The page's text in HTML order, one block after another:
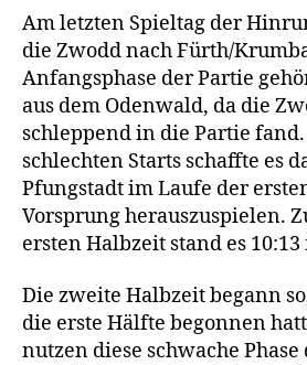
Am letzten Spieltag der
die Zwodd nach Fürth/
Anfangsphase der Partie
aus dem Odenwald, da die
schleppend in die Partie fand.
schlechten Starts schaffte es
Pfungstadt im Laufe der
Vorsprung herauszuspielen.
ersten Halbzeit stand es
Die zweite Halbzeit begann
die erste Hälfte begonnen
nutzen diese schwache